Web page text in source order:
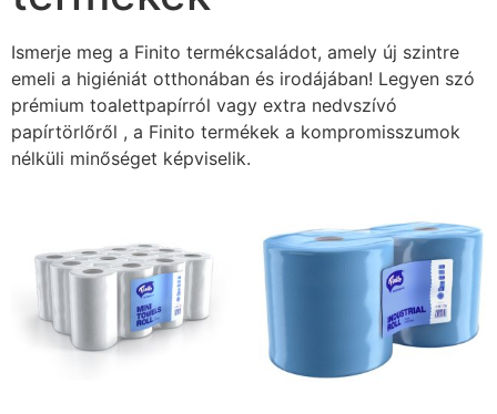
Ismerje meg a Finito termékcsaládot, amely új szintre
emeli a higiéniát otthonában és irodájában! Legyen szó
prémium toalettpapírról vagy extra nedvszívó
papírtörlőről , a Finito termékek a kompromisszumok
nélküli minőséget képviselik.